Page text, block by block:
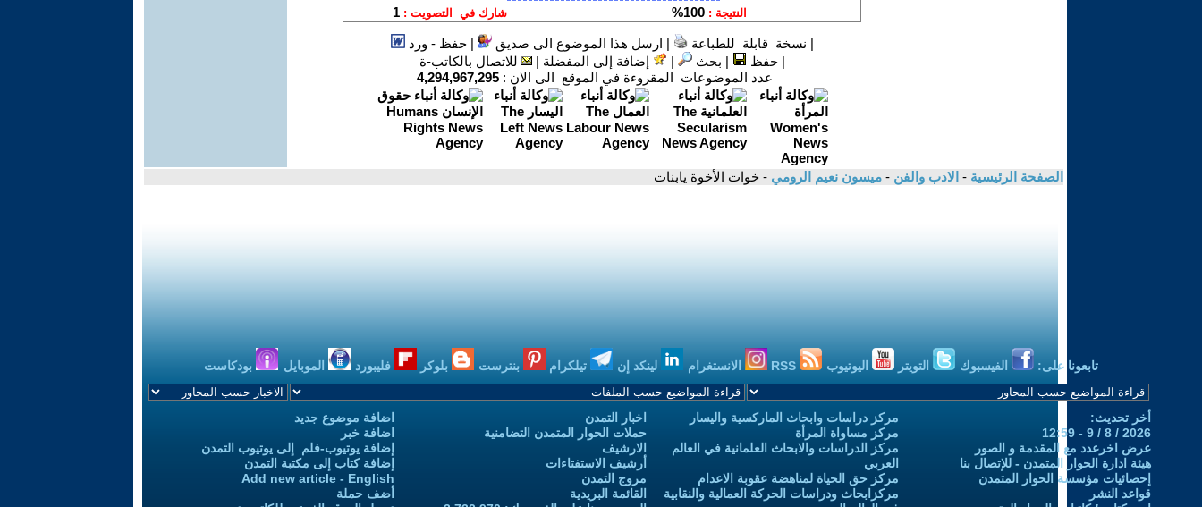
| نسخة قابلة للطباعة | ارسل هذا الموضوع الى صديق |حفظ - ورد
|حفظ | بحث | إضافة إلى المفضلة |
للاتصال بالكاتب-ة
عدد الموضوعات المقروءة في الموقع الى الان : 4,294,967,295
الصفحة الرئيسية - الادب والفن - ميسون نعيم الرومي - خوات الأخوة يابنات
تابعونا على: الفيسبوك التويتر اليوتيوب الانستغرام لينكد إن تيلكرام بنترست بلوكر فليبورد الموبايل بودكاست
أخر تحديث:
2026 / 8 / 9 - 12:59
عرض اخرعدد مع المقدمة و الصور
هيئة ادارة الحوار المتمدن - للإتصال بنا
إحصائيات مؤسسة الحوار المتمدن
قواعد النشر
مركز دراسات وابحاث الماركسية واليسار
مركز مساواة المرأة
مركز الدراسات والابحاث العلمانية في العالم
العربي
مركز حق الحياة لمناهضة عقوبة الاعدام
مركزابحاث ودراسات الحركة العمالية والنقابية
اخبار التمدن
حملات الحوار المتمدن التضامنية
الارشيف
أرشيف الاستفتاءات
مروج التمدن
القائمة البريدية
اضافة موضوع جديد
اضافة خبر
إضافة يوتيوب-فلم إلى يوتيوب التمدن
إضافة كتاب إلى مكتبة التمدن
Add new article - English
أضف حملة